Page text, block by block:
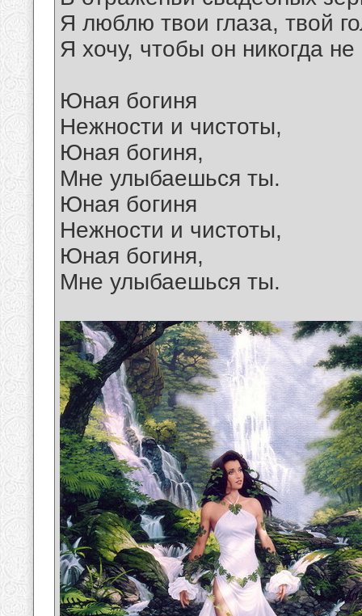
Я люблю твои глаза, твой
Я хочу, чтобы он никогда
Юная богиня
Нежности и чистоты,
Юная богиня,
Мне улыбаешься ты.
Юная богиня
Нежности и чистоты,
Юная богиня,
Мне улыбаешься ты.